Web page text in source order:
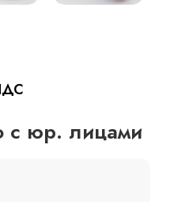
с юр. лицами